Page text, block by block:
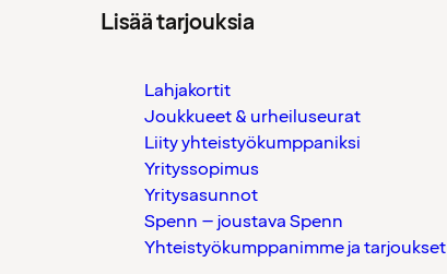
Lisää tarjouksia
Lahjakortit
Joukkueet & urheiluseurat
Liity yhteistyökumppaniksi
Yrityssopimus
Yritysasunnot
Spenn – joustava Spenn
Yhteistyökumppanimme ja tarjoukset